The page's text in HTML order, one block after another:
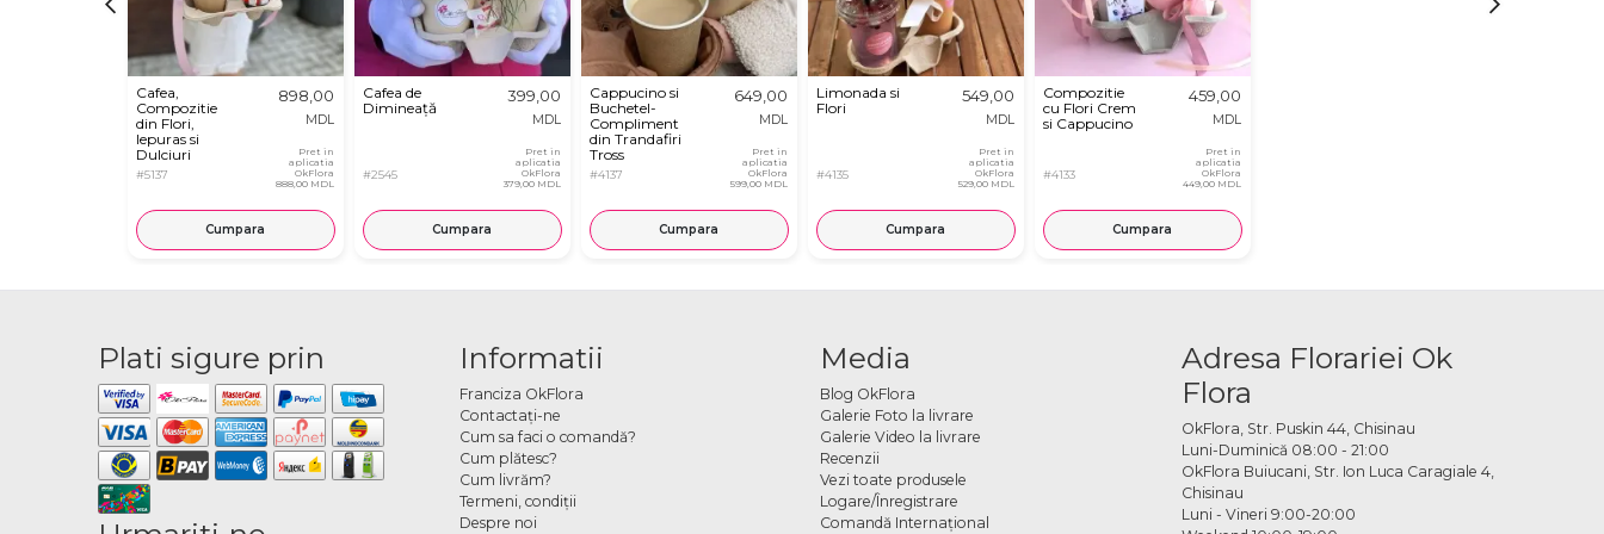
Cafea,
Compozitie
din Flori,
Iepuras si
Dulciuri
#5137
898,00
MDL
Pret in
aplicatia
OkFlora
888,00 MDL
Cumpara
Cafea de
Dimineață
#2545
399,00
MDL
Pret in
aplicatia
OkFlora
379,00 MDL
Cumpara
Cappucino si
Buchetel-
Compliment
din Trandafiri
Tross
#4137
649,00
MDL
Pret in
aplicatia
OkFlora
599,00 MDL
Cumpara
Limonada si
Flori
#4135
549,00
MDL
Pret in
aplicatia
OkFlora
529,00 MDL
Cumpara
Compozitie
cu Flori Crem
si Cappucino
#4133
459,00
MDL
Pret in
aplicatia
OkFlora
449,00 MDL
Cumpara
Plati sigure prin Informatii
Franciza OkFlora
Contactaţi-ne
Cum sa faci o comandă?
Cum plătesc?
Cum livrăm?
Termeni, condiţii
Despre noi
Media
Blog OkFlora
Galerie Foto la livrare
Galerie Video la livrare
Recenzii
Vezi toate produsele
Logare/Înregistrare
Comandă Internațional
Adresa Florariei Ok
Flora
OkFlora, Str. Puskin 44, Chisinau
Luni-Duminică 08:00 - 21:00
OkFlora Buiucani, Str. Ion Luca Caragiale 4,
Chisinau
Luni - Vineri 9:00-20:00